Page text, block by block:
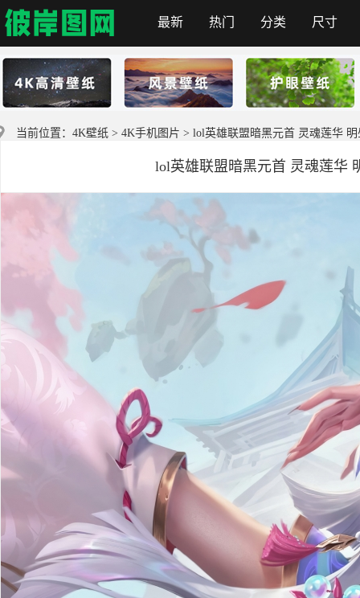
彼岸图网
最新 热门 分类 尺寸
当前位置： 4K壁纸 > 4K手机图片 > lol英雄联盟暗黑元首 灵魂莲华
lol英雄联盟暗黑元首 灵魂莲华